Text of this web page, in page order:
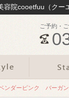
ご予約・
ンダーピンク バーガ